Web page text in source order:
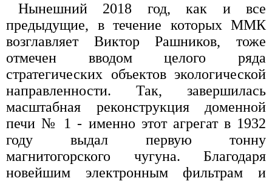
Нынешний 2018 год, как и все
предыдущие, в течение которых ММК
возглавляет Виктор Рашников, тоже
отмечен вводом целого ряда
стратегических объектов экологической
направленности. Так, завершилась
масштабная реконструкция доменной
печи № 1 - именно этот агрегат в 1932
году выдал первую тонну
магнитогорского чугуна. Благодаря
новейшим электронным фильтрам и